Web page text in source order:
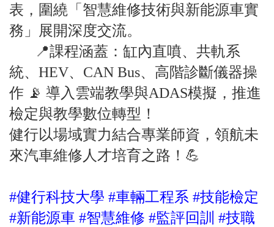
表，圍繞「智慧維修技術與新能源車實
務」展開深度交流。
📍課程涵蓋：缸內直噴、共軌系
統、HEV、CAN Bus、高階診斷儀器操
作 📡 導入雲端教學與ADAS模擬，推進
檢定與教學數位轉型！
健行以場域實力結合專業師資，領航未
來汽車維修人才培育之路！💪
#健行科技大學 #車輛工程系 #技能檢定
#新能源車 #智慧維修 #監評回訓 #技職